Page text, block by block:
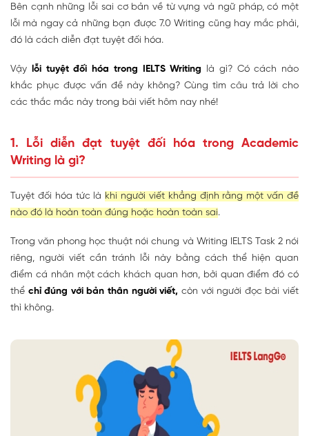
Bên cạnh những lỗi sai cơ bản về từ vựng và ngữ pháp, có một
lỗi mà ngay cả những bạn được 7.0 Writing cũng hay mắc phải,
đó là cách diễn đạt tuyệt đối hóa.
Vậy lỗi tuyệt đối hóa trong IELTS Writing là gì? Có cách nào
khắc phục được vấn đề này không? Cùng tìm câu trả lời cho
các thắc mắc này trong bài viết hôm nay nhé!
1. Lỗi diễn đạt tuyệt đối hóa trong Academic
Writing là gì?
Tuyệt đối hóa tức là khi người viết khẳng định rằng một vấn đề
nào đó là hoàn toàn đúng hoặc hoàn toàn sai.
Trong văn phong học thuật nói chung và Writing IELTS Task 2 nói
riêng, người viết cần tránh lỗi này bằng cách thể hiện quan
điểm cá nhân một cách khách quan hơn, bởi quan điểm đó có
thể chỉ đúng với bản thân người viết, còn với người đọc bài viết
thì không.